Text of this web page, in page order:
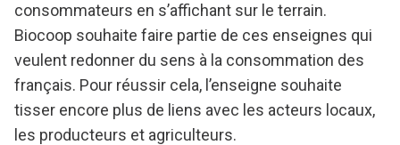
consommateurs en s’affichant sur le terrain.
Biocoop souhaite faire partie de ces enseignes qui
veulent redonner du sens à la consommation des
français. Pour réussir cela, l’enseigne souhaite
tisser encore plus de liens avec les acteurs locaux,
les producteurs et agriculteurs.